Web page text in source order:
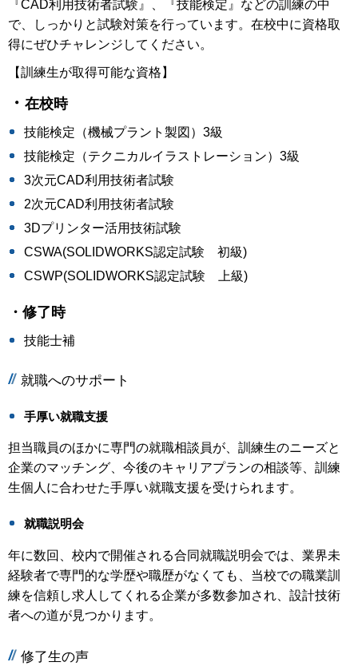
『CAD利用技術者試験』、『技能検定』などの訓練の中
で、しっかりと試験対策を行っています。在校中に資格取
得にぜひチャレンジしてください。
【訓練生が取得可能な資格】
・ 在校時
技能検定（機械プラント製図）3級
技能検定（テクニカルイラストレーション）3級
3次元CAD利用技術者試験
2次元CAD利用技術者試験
3Dプリンター活用技術試験
CSWA(SOLIDWORKS認定試験 初級)
CSWP(SOLIDWORKS認定試験 上級)
・修了時
技能士補
就職へのサポート
手厚い就職支援
担当職員のほかに専門の就職相談員が、訓練生のニーズと
企業のマッチング、今後のキャリアプランの相談等、訓練
生個人に合わせた手厚い就職支援を受けられます。
就職説明会
年に数回、校内で開催される合同就職説明会では、業界未
経験者で専門的な学歴や職歴がなくても、当校での職業訓
練を信頼し求人してくれる企業が多数参加され、設計技術
者への道が見つかります。
修了生の声